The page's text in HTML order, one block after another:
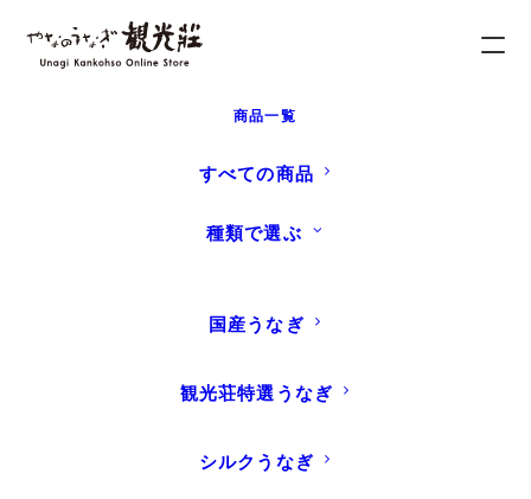
商品一覧
すべての商品
種類で選ぶ
国産うなぎ
観光荘特選うなぎ
シルクうなぎ
オンラインストア会員様限定
お得な特典